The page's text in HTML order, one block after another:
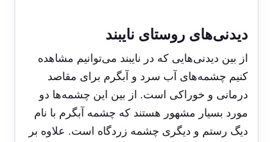
دیدنی‌های روستای نایبند
از بین دیدنی‌هایی که در نایبند می‌توانیم مشاهده
کنیم چشمه‌های آب سرد و آبگرم برای مقاصد
درمانی و خوراکی است. از بین این چشمه‌ها دو
مورد بسیار مشهور هستند که چشمه آبگرم با نام
دیگ رستم و دیگری چشمه زردگاه است. علاوه بر